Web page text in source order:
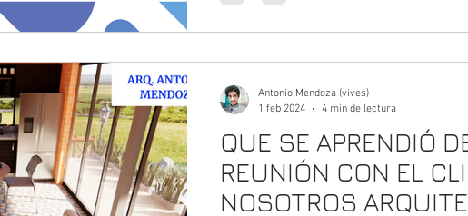
QUE SE APRENDIÓ
REUNIÓN CON EL
NOSOTROS
Antonio Mendoza (vives)
1 feb 2024
4 min de lectura